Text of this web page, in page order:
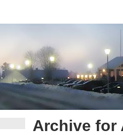
Archive for